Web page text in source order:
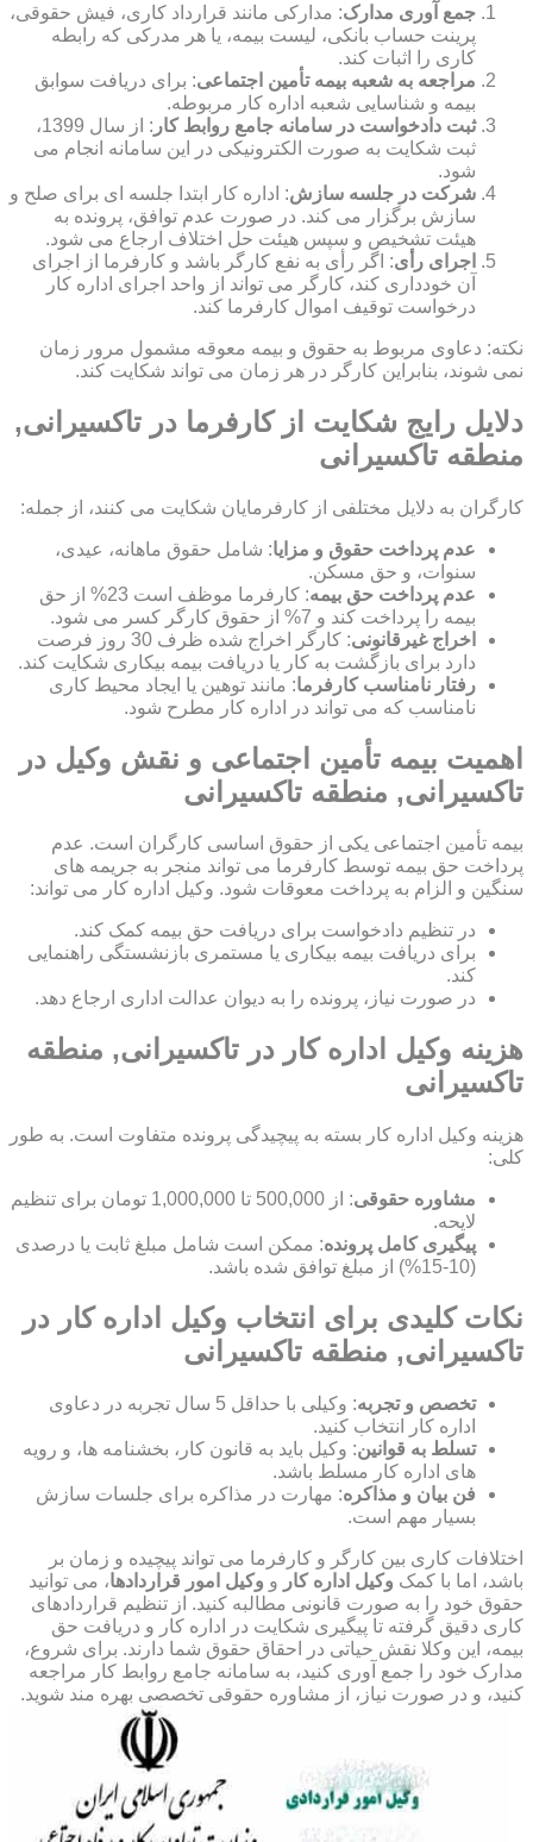
جمع آوری مدارک: مدارکی مانند قرارداد کاری، فیش حقوقی،
پرینت حساب بانکی، لیست بیمه، یا هر مدرکی که رابطه
کاری را اثبات کند.
مراجعه به شعبه بیمه تأمین اجتماعی: برای دریافت سوابق
بیمه و شناسایی شعبه اداره کار مربوطه.
ثبت دادخواست در سامانه جامع روابط کار
: از سال 1399،
ثبت شکایت به صورت الکترونیکی در این سامانه انجام می
شود.
شرکت در جلسه سازش: اداره کار ابتدا جلسه ای برای صلح و
سازش برگزار می کند. در صورت عدم توافق، پرونده به
هیئت تشخیص و سپس هیئت حل اختلاف ارجاع می شود.
اجرای رأی: اگر رأی به نفع کارگر باشد و کارفرما از اجرای
آن خودداری کند، کارگر می تواند از واحد اجرای اداره کار
درخواست توقیف اموال کارفرما کند.
نکته: دعاوی مربوط به حقوق و بیمه معوقه مشمول مرور زمان
نمی شوند، بنابراین کارگر در هر زمان می تواند شکایت کند.
دلایل رایج شکایت از کارفرما در تاکسیرانی,
منطقه تاکسیرانی
کارگران به دلایل مختلفی از کارفرمایان شکایت می کنند، از جمله:
عدم پرداخت حقوق و مزایا: شامل حقوق ماهانه، عیدی،
سنوات، و حق مسکن.
عدم پرداخت حق بیمه
: کارفرما موظف است 23% از حق
بیمه را پرداخت کند و 7% از حقوق کارگر کسر می شود.
اخراج غیرقانونی
: کارگر اخراج شده ظرف 30 روز فرصت
دارد برای بازگشت به کار یا دریافت بیمه بیکاری شکایت کند.
رفتار نامناسب کارفرما: مانند توهین یا ایجاد محیط کاری
نامناسب که می تواند در اداره کار مطرح شود.
اهمیت بیمه تأمین اجتماعی و نقش وکیل در
تاکسیرانی, منطقه تاکسیرانی
بیمه تأمین اجتماعی یکی از حقوق اساسی کارگران است. عدم
پرداخت حق بیمه توسط کارفرما می تواند منجر به جریمه های
سنگین و الزام به پرداخت معوقات شود. وکیل اداره کار می تواند:
در تنظیم دادخواست برای دریافت حق بیمه کمک کند.
برای دریافت بیمه بیکاری یا مستمری بازنشستگی راهنمایی
کند.
در صورت نیاز، پرونده را به دیوان عدالت اداری ارجاع دهد.
هزینه وکیل اداره کار در تاکسیرانی, منطقه
تاکسیرانی
هزینه وکیل اداره کار بسته به پیچیدگی پرونده متفاوت است. به طور
کلی:
مشاوره حقوقی
: از 500,000 تا 1,000,000 تومان برای تنظیم
لایحه.
پیگیری کامل پرونده: ممکن است شامل مبلغ ثابت یا درصدی
(10-15%) از مبلغ توافق شده باشد.
نکات کلیدی برای انتخاب وکیل اداره کار در
تاکسیرانی, منطقه تاکسیرانی
تخصص و تجربه
: وکیلی با حداقل 5 سال تجربه در دعاوی
اداره کار انتخاب کنید.
تسلط به قوانین: وکیل باید به قانون کار، بخشنامه ها، و رویه
های اداره کار مسلط باشد.
فن بیان و مذاکره: مهارت در مذاکره برای جلسات سازش
بسیار مهم است.
اختلافات کاری بین کارگر و کارفرما می تواند پیچیده و زمان بر
باشد، اما با کمک وکیل اداره کار و وکیل امور قراردادها، می توانید
حقوق خود را به صورت قانونی مطالبه کنید. از تنظیم قراردادهای
کاری دقیق گرفته تا پیگیری شکایت در اداره کار و دریافت حق
بیمه، این وکلا نقش حیاتی در احقاق حقوق شما دارند. برای شروع،
مدارک خود را جمع آوری کنید، به سامانه جامع روابط کار مراجعه
کنید، و در صورت نیاز، از مشاوره حقوقی تخصصی بهره مند شوید.